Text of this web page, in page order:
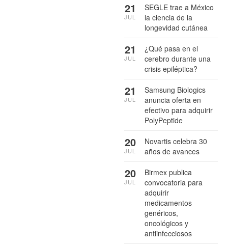
SEGLE trae a México
la ciencia de la
longevidad cutánea
21
JUL
¿Qué pasa en el
cerebro durante una
crisis epiléptica?
21
JUL
Samsung Biologics
anuncia oferta en
efectivo para adquirir
PolyPeptide
21
JUL
Novartis celebra 30
años de avances
20
JUL
Birmex publica
convocatoria para
adquirir
medicamentos
genéricos,
oncológicos y
antiinfecciosos
20
JUL